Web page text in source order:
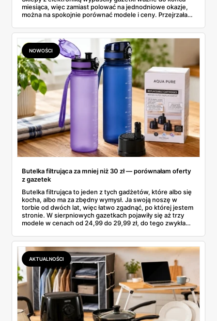
miesiąca, więc zamiast polować na jednodniowe okazje,
można na spokojnie porównać modele i ceny. Przejrzałam
znalazłam, z cenami i terminami.
NOWOŚCI
Butelka filtrująca za mniej niż 30 zł — porównałam oferty
z gazetek
Butelka filtrująca to jeden z tych gadżetów, które albo się
kocha, albo ma za zbędny wymysł. Ja swoją noszę w
torbie od dwóch lat, więc łatwo zgadnąć, po której jestem
stronie. W sierpniowych gazetkach pojawiły się aż trzy
modele w cenach od 24,99 do 29,99 zł, do tego zwykła
wszystkie oferty i policzyłam, kiedy taki zakup faktycznie
się opłaca.
AKTUALNOŚCI